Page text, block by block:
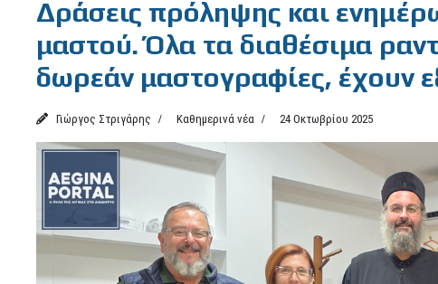
Δράσεις πρόληψης και
μαστού. Όλα τα διαθέσιμα
δωρεάν μαστογραφίες, έχουν
Γιώργος Στριγάρης Καθημερινά νέα 24 Οκτωβρίου 2025